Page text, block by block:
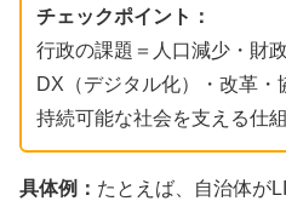
チェックポイント：
行政の課題＝人口減少・財
DX（デジタル化）・改革・
持続可能な社会を支える仕
具体例： たとえば、自治体が